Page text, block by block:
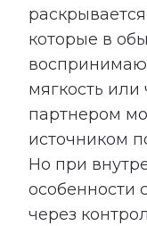
которые в
мягкость или
партнером
источником
Но при
особенности
через